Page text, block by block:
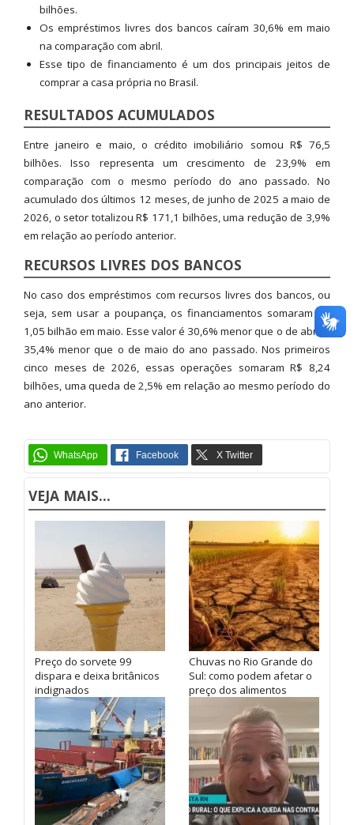
bilhões.
Os empréstimos livres dos bancos caíram 30,6% em maio
na comparação com abril.
Esse tipo de financiamento é um dos principais jeitos de
comprar a casa própria no Brasil.
RESULTADOS ACUMULADOS
Entre janeiro e maio, o crédito imobiliário somou R$ 76,5
bilhões. Isso representa um crescimento de 23,9% em
comparação com o mesmo período do ano passado. No
acumulado dos últimos 12 meses, de junho de 2025 a maio de
2026, o setor totalizou R$ 171,1 bilhões, uma redução de 3,9%
em relação ao período anterior.
RECURSOS LIVRES DOS BANCOS
No caso dos empréstimos com recursos livres dos bancos, ou
seja, sem usar a poupança, os financiamentos somaram R$
1,05 bilhão em maio. Esse valor é 30,6% menor que o de abril e
35,4% menor que o de maio do ano passado. Nos primeiros
cinco meses de 2026, essas operações somaram R$ 8,24
bilhões, uma queda de 2,5% em relação ao mesmo período do
ano anterior.
VEJA MAIS...
Preço do sorvete 99
dispara e deixa britânicos
indignados
Chuvas no Rio Grande do
Sul: como podem afetar o
preço dos alimentos